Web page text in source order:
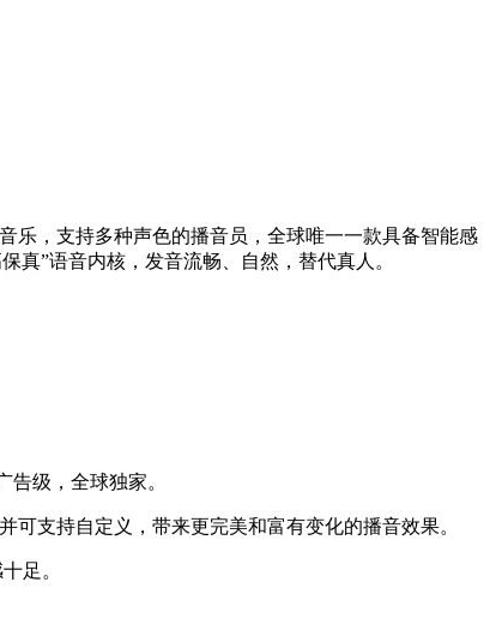
乐，支持多种声色的播音员，全球唯一一款具备智能感
真”语音内核，发音流畅、自然，替代真人。
级，全球独家。
支持自定义，带来更完美和富有变化的播音效果。
足。